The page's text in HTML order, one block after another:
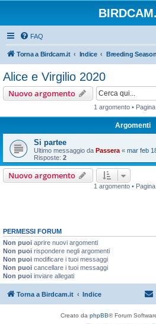
FAQ
Torna a Birdcam.it Indice Breeding
Alice e Virgilio 2020
Nuovo argomento
1 argomento • Pagina
Argomenti
Si partee
Ultimo messaggio da Passera « mar feb
Risposte: 2
Nuovo argomento
1 argomento • Pagina
PERMESSI FORUM
Non puoi aprire nuovi argomenti
Non puoi rispondere negli argomenti
Non puoi modificare i tuoi messaggi
Non puoi cancellare i tuoi messaggi
Non puoi inviare allegati
Torna a Birdcam.it Indice
Creato da phpBB® Forum